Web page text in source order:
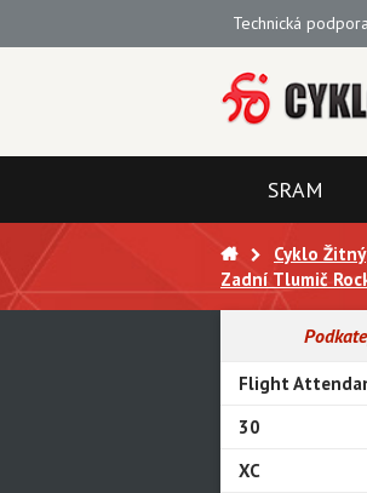
Technická podpora
SRAM
Cyklo Žitný
Zadní Tlumič
Flight
30
XC